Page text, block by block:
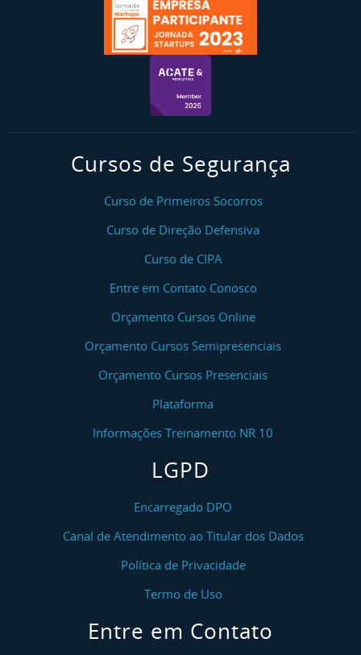
Cursos de Segurança
Curso de Primeiros Socorros
Curso de Direção Defensiva
Curso de CIPA
Entre em Contato Conosco
Orçamento Cursos Online
Orçamento Cursos Semipresenciais
Orçamento Cursos Presenciais
Plataforma
Informações Treinamento NR 10
LGPD
Encarregado DPO
Canal de Atendimento ao Titular dos Dados
Política de Privacidade
Termo de Uso
Entre em Contato